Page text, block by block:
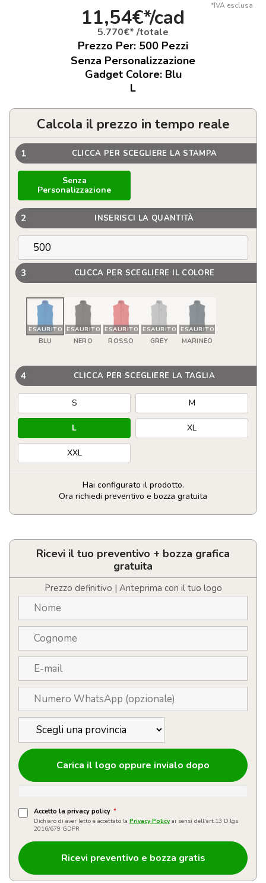
*IVA esclusa
11,54€*/cad
5.770€* /totale
Prezzo Per: 500 Pezzi
Senza Personalizzazione
Gadget Colore: Blu
L
Calcola il prezzo in tempo reale
1 CLICCA PER SCEGLIERE LA STAMPA
Senza
Personalizzazione
2 INSERISCI LA QUANTITÀ
3 CLICCA PER SCEGLIERE IL COLORE
ESAURITO
BLU
ESAURITO
NERO
ESAURITO
ROSSO
ESAURITO
GREY
ESAURITO
MARINEO
4 CLICCA PER SCEGLIERE LA TAGLIA
S M
L XL
XXL
Hai configurato il prodotto.
Ora richiedi preventivo e bozza gratuita
Gilet
con
traspirante
quantità
Ricevi il tuo preventivo + bozza grafica
gratuita
Prezzo definitivo | Anteprima con il tuo logo
Carica il logo oppure invialo dopo
Accetto la privacy policy *
Dichiaro di aver letto e accettato la Privacy Policy ai sensi dell'art.13 D.lgs
2016/679 GDPR